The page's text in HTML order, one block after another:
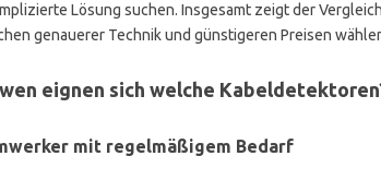
Lösung suchen. Insgesamt zeigt der
genauerer Technik und günstigeren Preisen
eignen sich welche
mit regelmäßigem Bedarf